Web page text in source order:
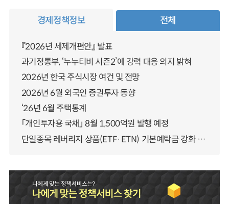
경제정책정보 전체
『2026년 세제개편안』 발표
과기정통부, ‘누누티비 시즌2’에 강력 대응 의지 밝혀
2026년 한국 주식시장 여건 및 전망
2026년 6월 외국인 증권투자 동향
‘26년 6월 주택통계
「개인투자용 국채」 8월 1,500억원 발행 예정
단일종목 레버리지 상품(ETF·ETN) 기본예탁금 강화 조기시행 방안 안내